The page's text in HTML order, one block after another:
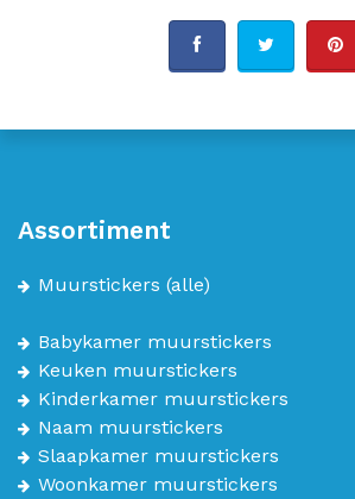
Assortiment
Muurstickers (alle)
Babykamer muurstickers
Keuken muurstickers
Kinderkamer muurstickers
Naam muurstickers
Slaapkamer muurstickers
Woonkamer muurstickers